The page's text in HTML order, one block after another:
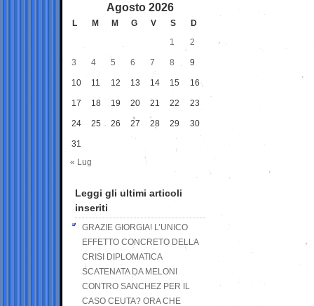
Agosto 2026
L M M G V S
D
1
2
3 4 5 6 7 8 9
10 11 12 13 14 15 16
17 18 19 20 21 22 23
24 25 26 27 28 29 30
31
« Lug
Leggi gli ultimi articoli
inseriti
GRAZIE GIORGIA! L’UNICO
EFFETTO CONCRETO DELLA
CRISI DIPLOMATICA
SCATENATA DA MELONI
CONTRO SANCHEZ PER IL
CASO CEUTA? ORA CHE